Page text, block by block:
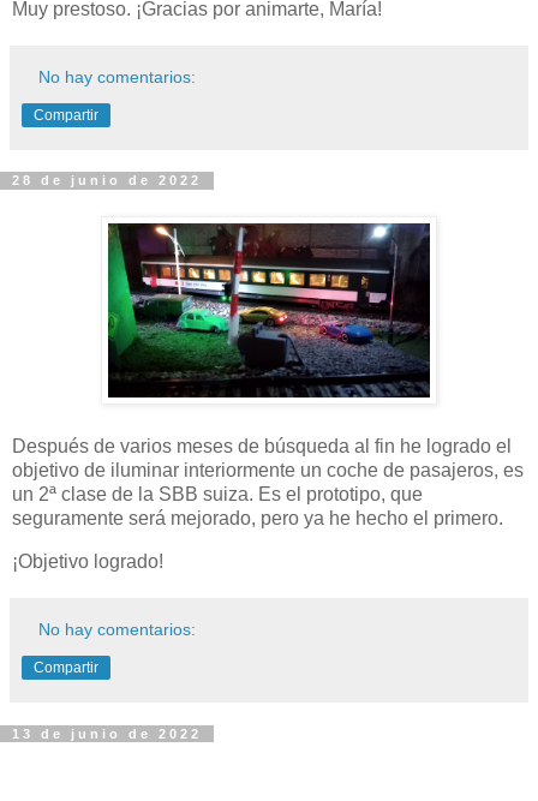
Muy prestoso. ¡Gracias por animarte, María!
No hay comentarios:
Compartir
28 de junio de 2022
Después de varios meses de búsqueda al fin he logrado el
objetivo de iluminar interiormente un coche de pasajeros, es
un 2ª clase de la SBB suiza. Es el prototipo, que
seguramente será mejorado, pero ya he hecho el primero.
¡Objetivo logrado!
No hay comentarios:
Compartir
13 de junio de 2022